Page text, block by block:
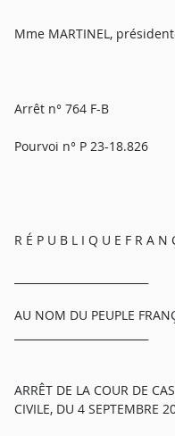
Mme MARTINEL,
Arrêt n° 764 F-B
Pourvoi n° P 23-18.826
R É P U B L I Q U E F R A N
AU NOM DU PEUPLE
ARRÊT DE LA COUR DE
CIVILE, DU 4 SEPTEMBRE